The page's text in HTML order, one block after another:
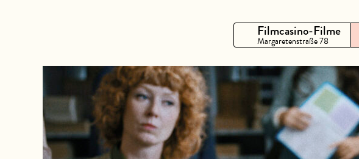
Filmcasino-Filme
Margaretenstraße 78